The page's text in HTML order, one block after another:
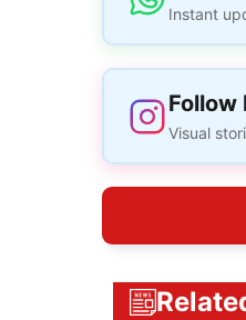
Instant
Follow
Visual